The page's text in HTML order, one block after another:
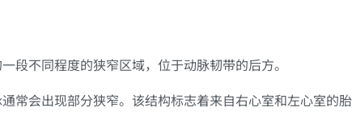
段不同程度的狭窄区域，位于动脉韧带的后方。
会出现部分狭窄。该结构标志着来自右心室和左心室的